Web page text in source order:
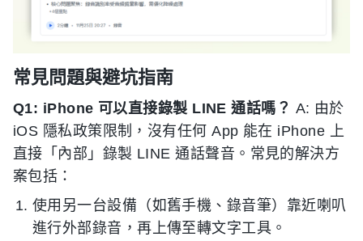
常見問題與避坑指南
Q1: iPhone 可以直接錄製 LINE 通話嗎？ A: 由於
iOS 隱私政策限制，沒有任何 App 能在 iPhone 上
直接「內部」錄製 LINE 通話聲音。常見的解決方
案包括：
使用另一台設備（如舊手機、錄音筆）靠近喇叭
進行外部錄音，再上傳至轉文字工具。